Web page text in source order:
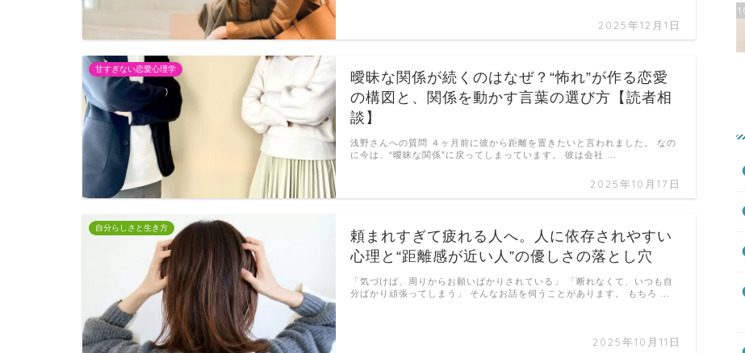
2025年12月1日
甘すぎない恋愛心理学
曖昧な関係が続くのはなぜ？“怖れ”が作る恋愛
の構図と、関係を動かす言葉の選び方【読者相
談】
2025年10月17日
浅野さんへの質問 ４ヶ月前に彼から距離を置きたいと言われました。 なの
に今は、“曖昧な関係”に戻ってしまっています。 彼は会社 …
自分らしさと生き方
頼まれすぎて疲れる人へ。人に依存されやすい
心理と“距離感が近い人”の優しさの落とし穴
2025年10月11日
「気づけば、周りからお願いばかりされている」 「断れなくて、いつも自
分ばかり頑張ってしまう」 そんなお話を伺うことがあります。 もちろ …